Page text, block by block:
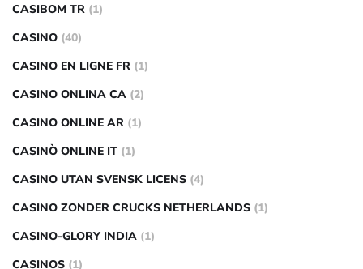
CASIBOM TR (1)
CASINO (40)
CASINO EN LIGNE FR (1)
CASINO ONLINA CA (2)
CASINO ONLINE AR (1)
CASINÒ ONLINE IT (1)
CASINO UTAN SVENSK LICENS (4)
CASINO ZONDER CRUCKS NETHERLANDS (1)
CASINO-GLORY INDIA (1)
CASINOS (1)